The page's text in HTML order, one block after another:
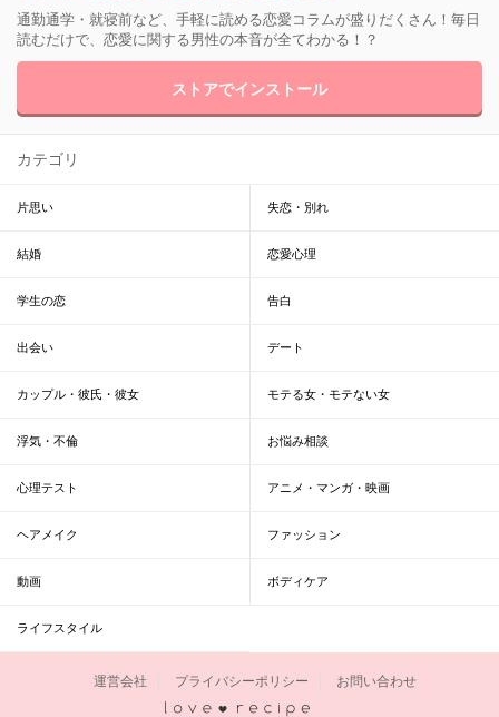
通勤通学・就寝前など、手軽に読める恋愛コラムが盛りだくさん！毎日
読むだけで、恋愛に関する男性の本音が全てわかる！？
ストアでインストール
カテゴリ
片思い 失恋・別れ
結婚 恋愛心理
学生の恋 告白
出会い デート
カップル・彼氏・彼女 モテる女・モテない女
浮気・不倫 お悩み相談
心理テスト アニメ・マンガ・映画
ヘアメイク ファッション
動画 ボディケア
ライフスタイル
運営会社 プライバシーポリシー お問い合わせ